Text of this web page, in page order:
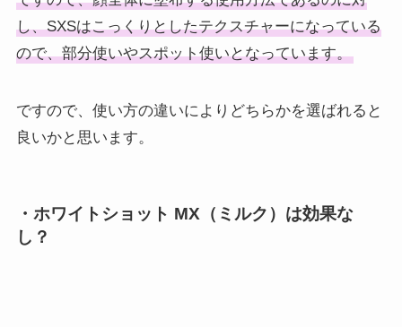
し、SXSはこっくりとしたテクスチャーになっている
ので、部分使いやスポット使いとなっています。
ですので、使い方の違いによりどちらかを選ばれると
良いかと思います。
・ホワイトショット MX（ミルク）は効果な
し？